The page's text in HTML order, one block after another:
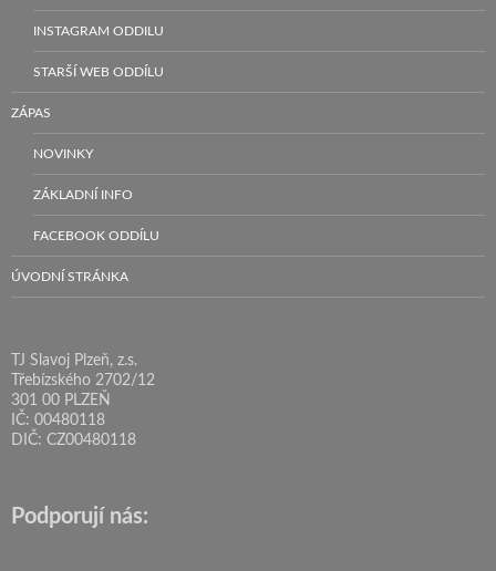
INSTAGRAM ODDILU
STARŠÍ WEB ODDÍLU
ZÁPAS
NOVINKY
ZÁKLADNÍ INFO
FACEBOOK ODDÍLU
ÚVODNÍ STRÁNKA
TJ Slavoj Plzeň, z.s.
Třebízského 2702/12
301 00 PLZEŇ
IČ: 00480118
DIČ: CZ00480118
Podporují nás: